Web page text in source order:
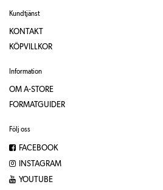
Kundtjänst
KONTAKT
KÖPVILLKOR
Information
OM A-STORE
FORMATGUIDER
Följ oss
FACEBOOK
INSTAGRAM
YOUTUBE